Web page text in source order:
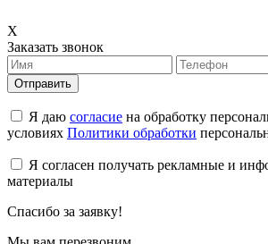
X
Заказать звонок
Отправить
Я даю согласие на обработку
условиях Политики обработки
Я согласен получать рекламные и
материалы
Спасибо за заявку!